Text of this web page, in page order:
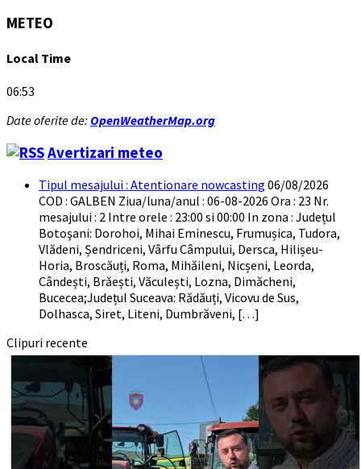
METEO
Local Time
06:53
Date oferite de: OpenWeatherMap.org
Avertizari meteo
Tipul mesajului : Atentionare nowcasting 06/08/2026
COD : GALBEN Ziua/luna/anul : 06-08-2026 Ora : 23 Nr.
mesajului : 2 Intre orele : 23:00 si 00:00 In zona : Județul
Botoşani: Dorohoi, Mihai Eminescu, Frumușica, Tudora,
Vlădeni, Șendriceni, Vârfu Câmpului, Dersca, Hilișeu-
Horia, Broscăuți, Roma, Mihăileni, Nicșeni, Leorda,
Cândești, Brăești, Văculești, Lozna, Dimăcheni,
Bucecea;Județul Suceava: Rădăuți, Vicovu de Sus,
Dolhasca, Siret, Liteni, Dumbrăveni, […]
Clipuri recente